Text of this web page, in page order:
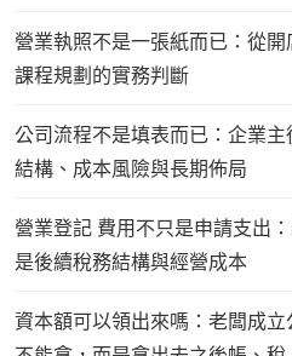
營業執照不是一張紙而已：從
課程規劃的實務判斷
公司流程不是填表而已：企業
結構、成本風險與長期佈局
營業登記 費用不只是申請支出
是後續稅務結構與經營成本
資本額可以領出來嗎：老闆成